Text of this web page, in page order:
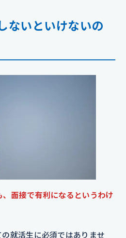
ないといけないの
、面接で有利になるというわけ
の就活生に必須ではありませ